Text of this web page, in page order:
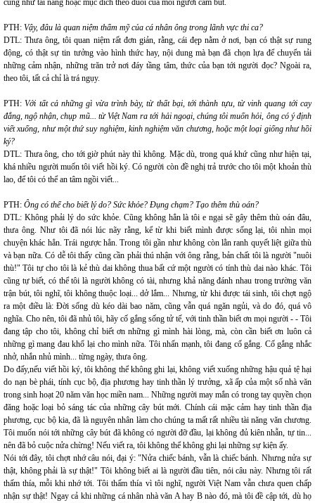
cũng như tài năng hoặc mục đích theo đuổi của mỗi người cầm bút.
PTH: Vậy, đâu là quan niệm thẩm mỹ của cá nhân ông trong lãnh vực thi ca?
DTL: Thưa ông, tôi quan niệm rất đơn giản, rằng, cái đẹp nằm ở nơi, bạn có thật sự rung
động, có thật sự tin tưởng vào hình thức hay, nội dung mà bạn đã chọn lựa để chuyển tải
những cảm nhận, những trăn trở nơi đáy tầng tâm, thức của bạn tới người đọc? Ngoài ra,
theo tôi, tất cả chỉ là trá ngụy.
PTH:Với tất cả những gì vừa trình bày, từ thất bại, tới thành tựu, từ vinh quang tới cay
đắng, ngộ nhận, chụp mũ... từ Việt Nam ra tới hải ngoại, chúng tôi muốn hỏi, ông có ý định
viết xuống, như một thứ suy nghiệm, kinh nghiệm văn chương, hoặc một loại giống như hồi
ký?
DTL: Thưa ông, cho tới giờ phút này thì không. Mặc dù, trong quá khứ cũng như hiện tại,
khá nhiều người muốn tôi viết hồi ký. Có người còn đề nghị trả trước cho tôi một khoản thù
lao, để tôi có thể an tâm ngồi viết...
PTH: Ông có thể cho biết lý do? Sức khỏe? Đụng chạm? Tạo thêm thù oán?
DTL: Không phải lý do sức khỏe. Cũng không hẳn là tôi e ngại sẽ gây thêm thù oán đâu,
thưa ông. Như tôi đã nói lúc nãy rằng, kể từ khi biết mình được sống lại, tôi nhìn mọi
chuyện khác hẳn. Trái ngược hẳn. Trong tôi gần như không còn lằn ranh quyết liệt giữa thù
và bạn nữa. Có dễ tôi thấy cũng cần phải thú nhận với ông rằng, bản chất tôi là người "nuôi
thù!" Tôi tự cho tôi là kẻ thù dai không thua bất cứ một người có tính thù dai nào khác. Tôi
cũng tự biết, có thể tôi là người không có tài, nhưng khả năng đánh nhau trong trường văn
trận bút, tôi nghĩ, tôi không thuộc loại... dở lắm... Nhưng, từ khi được tái sinh, tôi chợt ngộ
ra một điều là: Đời sống dù kéo dài bao năm, cũng vẫn quá ngăn ngủi, và do đó, quá vô
nghĩa. Cho nên, tôi đã nhủ tôi, hãy cố gắng sống tử tế, với tinh thần biết ơn mọi người - - Tôi
đang tập cho tôi, không chỉ biết ơn những gì mình hài lòng, mà, còn cần biết ơn luôn cả
những gì mang đau khổ lại cho mình nữa. Tôi nhấn mạnh, tôi đang cố gắng. Cố gắng nhắc
nhở, nhắn nhủ mình... từng ngày, thưa ông.
Do đấy,nếu viết hồi ký, tôi không thể không ghi lại, không viết xuống những hậu quả tệ hại
do nạn bè phái, tính cục bộ, địa phương hay tinh thần lý trưởng, xã ấp của một số nhà văn
trong sinh hoạt 20 năm văn học miền nam... Những người may mắn có trong tay quyền chọn
đăng hoặc loại bỏ sáng tác của những cây bút mới. Chính cái mặc cảm hay tinh thần địa
phương, cục bộ kia, đã là nguyên nhân làm cho chúng ta mất rất nhiều tài năng văn chương.
Tôi muốn nói tới những cây bút đã không có người đỡ đầu, lại không đủ kiên nhẫn, tự tin...
nên đã bỏ cuộc nửa chừng! Nếu viết ra, tôi không thể không ghi lại những sự kiện ấy.
Nói tới đây, tôi chợt nhớ câu nói, đại ý: "Nửa chiếc bánh, vẫn là chiếc bánh. Nhưng nửa sự
thật, không phải là sự thật!" Tôi không biết ai là người đầu tiên, nói câu này. Nhưng tôi rất
thấm thía, mỗi khi nhớ tới. Tôi thấm thía vì tôi nghĩ, người Việt Nam vẫn chưa quen chấp
nhận sự thật! Ngay cả khi những cá nhân nhà văn A hay B nào đó, mà tôi đề cập tới, dù họ